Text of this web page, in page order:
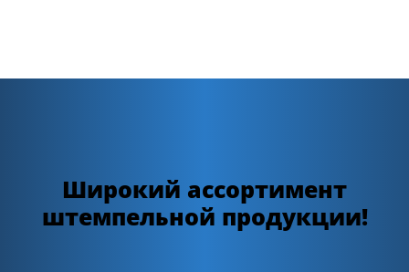
Широкий ассортимент
штемпельной продукции!